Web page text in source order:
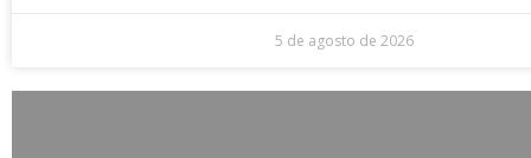
5 de agosto de 2026